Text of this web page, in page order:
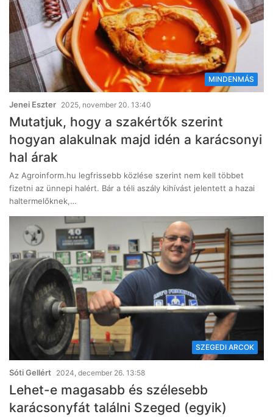
MINDENMÁS
Jenei Eszter 2025, november 20. 13:40
Mutatjuk, hogy a szakértők szerint
hogyan alakulnak majd idén a karácsonyi
hal árak
Az Agroinform.hu legfrissebb közlése szerint nem kell többet
fizetni az ünnepi halért. Bár a téli aszály kihívást jelentett a hazai
haltermelőknek,…
SZEGEDI ARCOK
Sóti Gellért 2024, december 26. 13:58
Lehet-e magasabb és szélesebb
karácsonyfát találni Szeged (egyik)